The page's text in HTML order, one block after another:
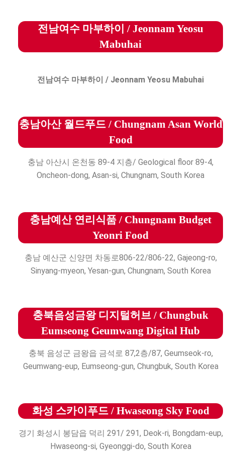
전남여수 마부하이 / Jeonnam Yeosu
Mabuhai
전남여수 마부하이 / Jeonnam Yeosu Mabuhai
충남아산 월드푸드 / Chungnam Asan World
Food
충남 아산시 온천동 89-4 지층/ Geological floor 89-4,
Oncheon-dong, Asan-si, Chungnam, South Korea
충남예산 연리식품 / Chungnam Budget
Yeonri Food
충남 예산군 신양면 차동로806-22/806-22, Gajeong-ro,
Sinyang-myeon, Yesan-gun, Chungnam, South Korea
충북음성금왕 디지털허브 / Chungbuk
Eumseong Geumwang Digital Hub
충북 음성군 금왕읍 금석로 87,2층/87, Geumseok-ro,
Geumwang-eup, Eumseong-gun, Chungbuk, South Korea
화성 스카이푸드 / Hwaseong Sky Food
경기 화성시 봉담읍 덕리 291/ 291, Deok-ri, Bongdam-eup,
Hwaseong-si, Gyeonggi-do, South Korea